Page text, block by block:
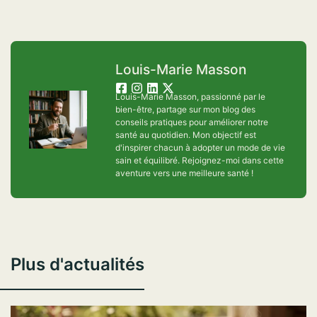
Louis-Marie Masson
Louis-Marie Masson, passionné par le
bien-être, partage sur mon blog des
conseils pratiques pour améliorer notre
santé au quotidien. Mon objectif est
d'inspirer chacun à adopter un mode de vie
sain et équilibré. Rejoignez-moi dans cette
aventure vers une meilleure santé !
Plus d'actualités